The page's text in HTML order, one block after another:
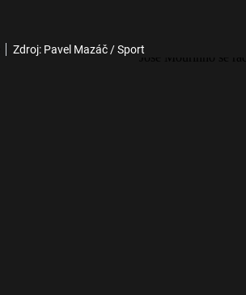
Zdroj: Pavel Mazáč / Sport